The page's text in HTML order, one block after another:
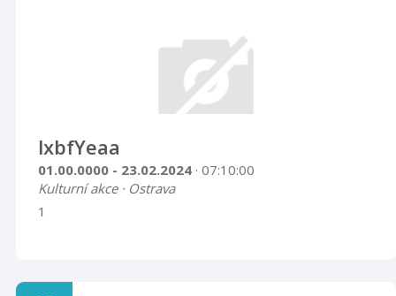
lxbfYeaa
01.00.0000 - 23.02.2024 · 07:10:00
Kulturní akce · Ostrava
1